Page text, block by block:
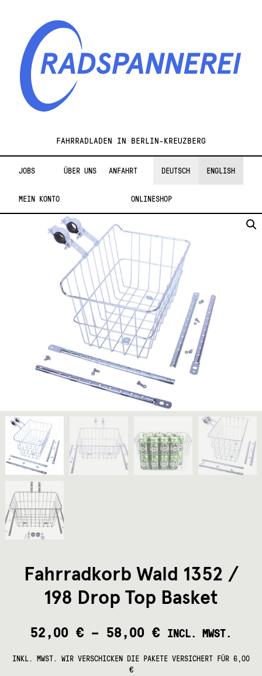
RadspannereiFAHRRADLADEN IN BERLIN-KREUZBERG
JOBS ÜBER UNS ANFAHRT DEUTSCH ENGLISH
MEIN KONTO ONLINESHOP
Fahrradkorb Wald 1352 /
198 Drop Top Basket
52,00 € – 58,00 € INCL. MWST.
INKL. MWST. WIR VERSCHICKEN DIE PAKETE VERSICHERT FÜR 6,00
€